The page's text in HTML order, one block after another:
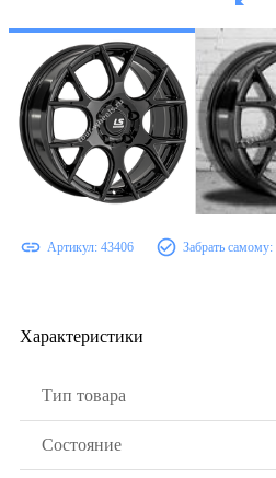
Артикул: 43406 Забрать самому:
Характеристики
Тип товара
Состояние